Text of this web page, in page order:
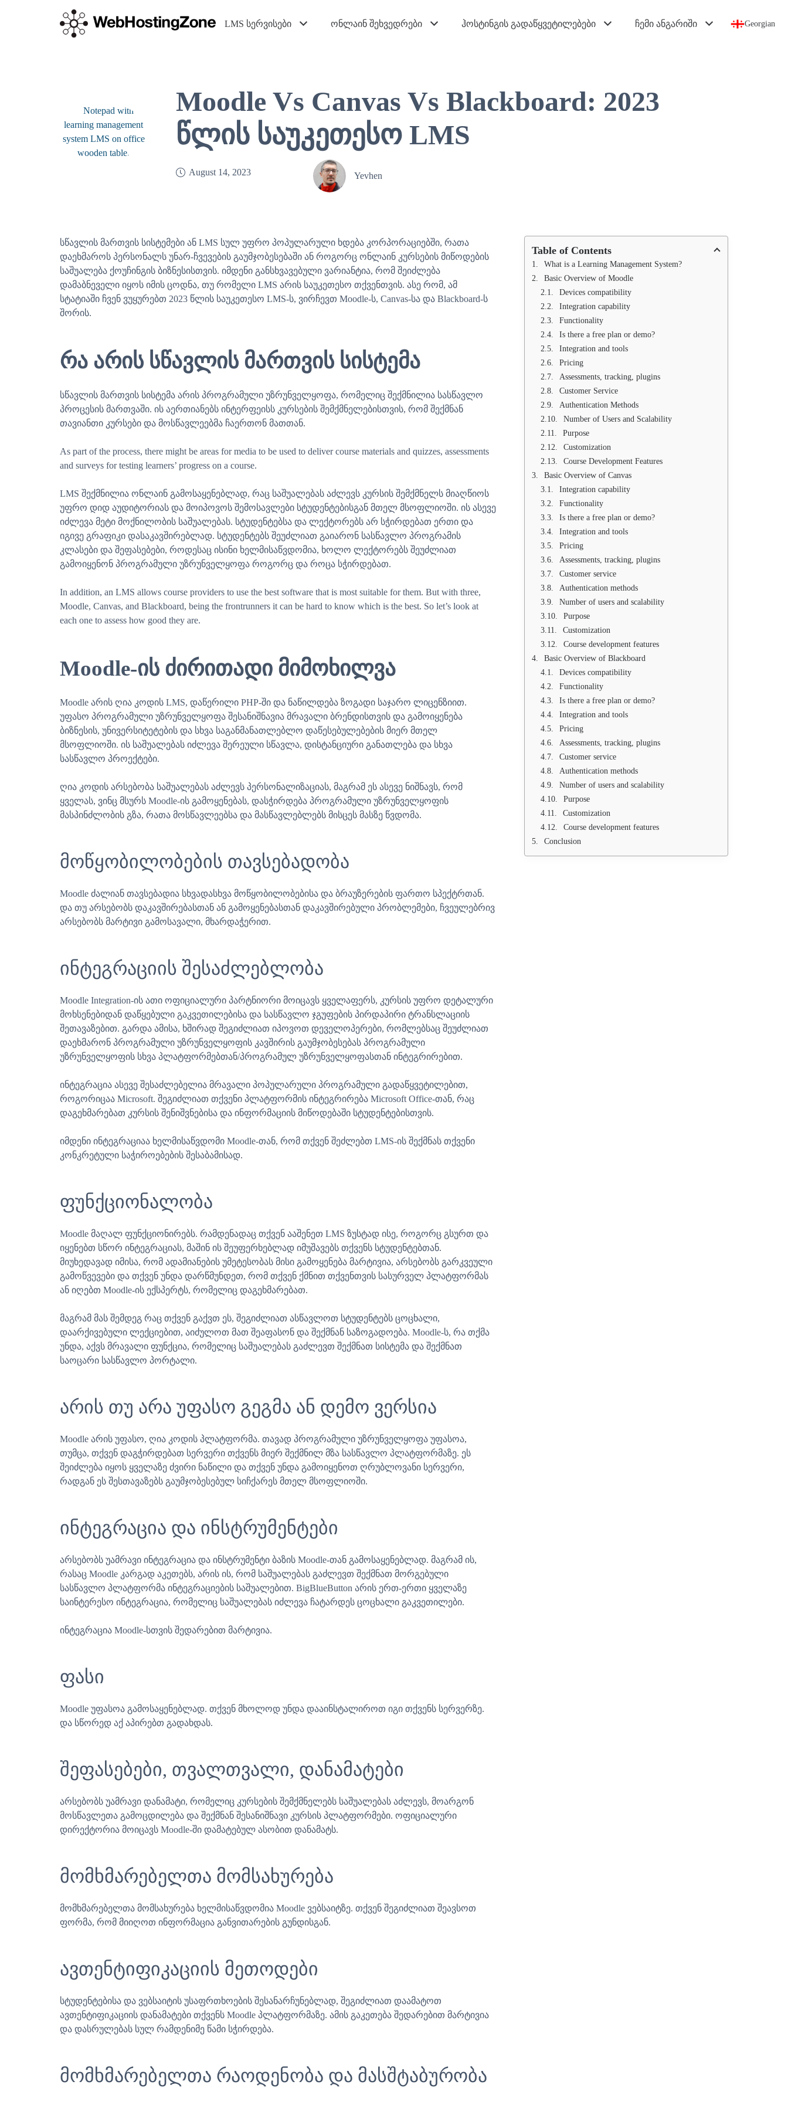
LMS სერვისები ონლაინ შეხვედრები ჰოსტინგის გადაწყვეტილებები ჩემი ანგარიში Georgian
Moodle Vs Canvas Vs Blackboard: 2023
წლის საუკეთესო LMS
August 14, 2023 Yevhen
სწავლის მართვის სისტემები ან LMS სულ უფრო პოპულარული ხდება კორპორაციებში, რათა
დაეხმაროს პერსონალს უნარ-ჩვევების გაუმჯობესებაში ან როგორც ონლაინ კურსების მიწოდების
საშუალება ქოუჩინგის ბიზნესისთვის. იმდენი განსხვავებული ვარიანტია, რომ შეიძლება
დამაბნეველი იყოს იმის ცოდნა, თუ რომელი LMS არის საუკეთესო თქვენთვის. ასე რომ, ამ
სტატიაში ჩვენ ვუყურებთ 2023 წლის საუკეთესო LMS-ს, ვირჩევთ Moodle-ს, Canvas-სა და Blackboard-ს
შორის.
რა არის სწავლის მართვის სისტემა
სწავლის მართვის სისტემა არის პროგრამული უზრუნველყოფა, რომელიც შექმნილია სასწავლო
პროცესის მართვაში. ის აერთიანებს ინტერფეისს კურსების შემქმნელებისთვის, რომ შექმნან
თავიანთი კურსები და მოსწავლეებმა ჩაერთონ მათთან.
As part of the process, there might be areas for media to be used to deliver course materials and quizzes, assessments
and surveys for testing learners’ progress on a course.
LMS შექმნილია ონლაინ გამოსაყენებლად, რაც საშუალებას აძლევს კურსის შემქმნელს მიაღწიოს
უფრო დიდ აუდიტორიას და მოიპოვოს შემოსავლები სტუდენტებისგან მთელ მსოფლიოში. ის ასევე
იძლევა მეტი მოქნილობის საშუალებას. სტუდენტებსა და ლექტორებს არ სჭირდებათ ერთი და
იგივე გრაფიკი დასაკავშირებლად. სტუდენტებს შეუძლიათ გაიარონ სასწავლო პროგრამის
კლასები და შეფასებები, როდესაც ისინი ხელმისაწვდომია, ხოლო ლექტორებს შეუძლიათ
გამოიყენონ პროგრამული უზრუნველყოფა როგორც და როცა სჭირდებათ.
In addition, an LMS allows course providers to use the best software that is most suitable for them. But with three,
Moodle, Canvas, and Blackboard, being the frontrunners it can be hard to know which is the best. So let’s look at
each one to assess how good they are.
Moodle-ის ძირითადი მიმოხილვა
Moodle არის ღია კოდის LMS, დაწერილი PHP-ში და ნაწილდება ზოგადი საჯარო ლიცენზიით.
უფასო პროგრამული უზრუნველყოფა შესანიშნავია მრავალი ბრენდისთვის და გამოიყენება
ბიზნესის, უნივერსიტეტების და სხვა საგანმანათლებლო დაწესებულებების მიერ მთელ
მსოფლიოში. ის საშუალებას იძლევა შერეული სწავლა, დისტანციური განათლება და სხვა
სასწავლო პროექტები.
ღია კოდის არსებობა საშუალებას აძლევს პერსონალიზაციას, მაგრამ ეს ასევე ნიშნავს, რომ
ყველას, ვინც მსურს Moodle-ის გამოყენებას, დასჭირდება პროგრამული უზრუნველყოფის
მასპინძლობის გზა, რათა მოსწავლეებსა და მასწავლებლებს მისცეს მასზე წვდომა.
მოწყობილობების თავსებადობა
Moodle ძალიან თავსებადია სხვადასხვა მოწყობილობებისა და ბრაუზერების ფართო სპექტრთან.
და თუ არსებობს დაკავშირებასთან ან გამოყენებასთან დაკავშირებული პრობლემები, ჩვეულებრივ
არსებობს მარტივი გამოსავალი, მხარდაჭერით.
ინტეგრაციის შესაძლებლობა
Moodle Integration-ის ათი ოფიციალური პარტნიორი მოიცავს ყველაფერს, კურსის უფრო დეტალური
მოხსენებიდან დაწყებული გაკვეთილებისა და სასწავლო ჯგუფების პირდაპირი ტრანსლაციის
შეთავაზებით. გარდა ამისა, ხშირად შეგიძლიათ იპოვოთ დეველოპერები, რომლებსაც შეუძლიათ
დაეხმარონ პროგრამული უზრუნველყოფის კავშირის გაუმჯობესებას პროგრამული
უზრუნველყოფის სხვა პლატფორმებთან/პროგრამულ უზრუნველყოფასთან ინტეგრირებით.
ინტეგრაცია ასევე შესაძლებელია მრავალი პოპულარული პროგრამული გადაწყვეტილებით,
როგორიცაა Microsoft. შეგიძლიათ თქვენი პლატფორმის ინტეგრირება Microsoft Office-თან, რაც
დაგეხმარებათ კურსის შენიშვნებისა და ინფორმაციის მიწოდებაში სტუდენტებისთვის.
იმდენი ინტეგრაციაა ხელმისაწვდომი Moodle-თან, რომ თქვენ შეძლებთ LMS-ის შექმნას თქვენი
კონკრეტული საჭიროებების შესაბამისად.
ფუნქციონალობა
Moodle მაღალ ფუნქციონირებს. რამდენადაც თქვენ ააშენეთ LMS ზუსტად ისე, როგორც გსურთ და
იყენებთ სწორ ინტეგრაციას, მაშინ ის შეუფერხებლად იმუშავებს თქვენს სტუდენტებთან.
მიუხედავად იმისა, რომ ადამიანების უმეტესობას მისი გამოყენება მარტივია, არსებობს გარკვეული
გამოწვევები და თქვენ უნდა დარწმუნდეთ, რომ თქვენ ქმნით თქვენთვის სასურველ პლატფორმას
ან იღებთ Moodle-ის ექსპერტს, რომელიც დაგეხმარებათ.
მაგრამ მას შემდეგ რაც თქვენ გაქვთ ეს, შეგიძლიათ ასწავლოთ სტუდენტებს ცოცხალი,
დაარქივებული ლექციებით, აიძულოთ მათ შეაფასონ და შექმნან საზოგადოება. Moodle-ს, რა თქმა
უნდა, აქვს მრავალი ფუნქცია, რომელიც საშუალებას გაძლევთ შექმნათ სისტემა და შექმნათ
საოცარი სასწავლო პორტალი.
არის თუ არა უფასო გეგმა ან დემო ვერსია
Moodle არის უფასო, ღია კოდის პლატფორმა. თავად პროგრამული უზრუნველყოფა უფასოა,
თუმცა, თქვენ დაგჭირდებათ სერვერი თქვენს მიერ შექმნილ მზა სასწავლო პლატფორმაზე. ეს
შეიძლება იყოს ყველაზე ძვირი ნაწილი და თქვენ უნდა გამოიყენოთ ღრუბლოვანი სერვერი,
რადგან ეს შესთავაზებს გაუმჯობესებულ სიჩქარეს მთელ მსოფლიოში.
ინტეგრაცია და ინსტრუმენტები
არსებობს უამრავი ინტეგრაცია და ინსტრუმენტი ბაზის Moodle-თან გამოსაყენებლად. მაგრამ ის,
რასაც Moodle კარგად აკეთებს, არის ის, რომ საშუალებას გაძლევთ შექმნათ მორგებული
სასწავლო პლატფორმა ინტეგრაციების საშუალებით. BigBlueButton არის ერთ-ერთი ყველაზე
საინტერესო ინტეგრაცია, რომელიც საშუალებას იძლევა ჩატარდეს ცოცხალი გაკვეთილები.
ინტეგრაცია Moodle-სთვის შედარებით მარტივია.
ფასი
Moodle უფასოა გამოსაყენებლად. თქვენ მხოლოდ უნდა დააინსტალიროთ იგი თქვენს სერვერზე.
და სწორედ აქ აპირებთ გადახდას.
შეფასებები, თვალთვალი, დანამატები
არსებობს უამრავი დანამატი, რომელიც კურსების შემქმნელებს საშუალებას აძლევს, მოარგონ
მოსწავლეთა გამოცდილება და შექმნან შესანიშნავი კურსის პლატფორმები. ოფიციალური
დირექტორია მოიცავს Moodle-ში დამატებულ ასობით დანამატს.
მომხმარებელთა მომსახურება
მომხმარებელთა მომსახურება ხელმისაწვდომია Moodle ვებსაიტზე. თქვენ შეგიძლიათ შეავსოთ
ფორმა, რომ მიიღოთ ინფორმაცია განვითარების გუნდისგან.
ავთენტიფიკაციის მეთოდები
სტუდენტებისა და ვებსაიტის უსაფრთხოების შესანარჩუნებლად, შეგიძლიათ დაამატოთ
ავთენტიფიკაციის დანამატები თქვენს Moodle პლატფორმაზე. ამის გაკეთება შედარებით მარტივია
და დასრულებას სულ რამდენიმე წამი სჭირდება.
მომხმარებელთა რაოდენობა და მასშტაბურობა
Table of Contents
What is a Learning Management System?
Basic Overview of Moodle
Devices compatibility
Integration capability
Functionality
Is there a free plan or demo?
Integration and tools
Pricing
Assessments, tracking, plugins
Customer Service
Authentication Methods
Number of Users and Scalability
Purpose
Customization
Course Development Features
Basic Overview of Canvas
Integration capability
Functionality
Is there a free plan or demo?
Integration and tools
Pricing
Assessments, tracking, plugins
Customer service
Authentication methods
Number of users and scalability
Purpose
Customization
Course development features
Basic Overview of Blackboard
Devices compatibility
Functionality
Is there a free plan or demo?
Integration and tools
Pricing
Assessments, tracking, plugins
Customer service
Authentication methods
Number of users and scalability
Purpose
Customization
Course development features
Conclusion